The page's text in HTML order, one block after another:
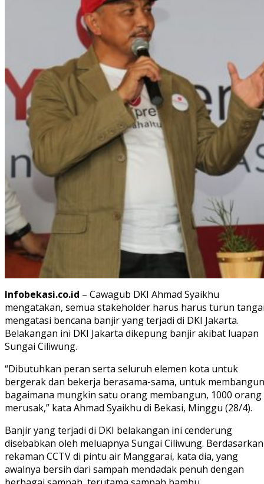
Infobekasi.co.id – Cawagub DKI Ahmad Syaikhu
mengatakan, semua stakeholder harus harus turun
mengatasi bencana banjir yang terjadi di DKI Jakarta.
Belakangan ini DKI Jakarta dikepung banjir akibat luapan
Sungai Ciliwung.
“Dibutuhkan peran serta seluruh elemen kota untuk
bergerak dan bekerja berasama-sama, untuk
bagaimana mungkin satu orang membangun, 1000 orang
merusak,” kata Ahmad Syaikhu di Bekasi, Minggu (28/4).
Banjir yang terjadi di DKI belakangan ini cenderung
disebabkan oleh meluapnya Sungai Ciliwung. Berdasarkan
rekaman CCTV di pintu air Manggarai, kata dia, yang
awalnya bersih dari sampah mendadak penuh dengan